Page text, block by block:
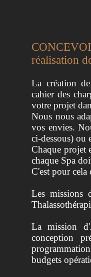
réalisation
La création
cahier des
votre projet
Nous nous
vos envies.
ci-dessous) ou
Chaque projet
chaque Spa
C'est pour cela
Les missions
La mission
conception
budgets